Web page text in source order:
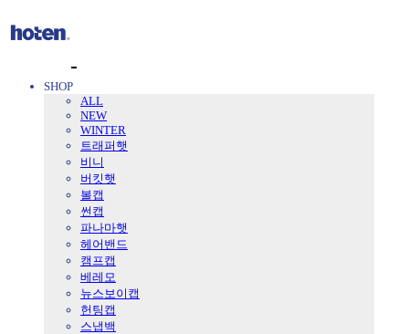
SHOP
ALL
NEW
WINTER
트래퍼햇
비니
버킷햇
볼캡
썬캡
파나마햇
헤어밴드
캠프캡
베레모
뉴스보이캡
헌팅캡
스냅백